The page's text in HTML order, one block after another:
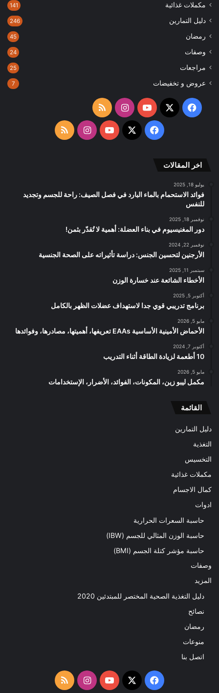
مكملات غذائية 141
دليل التمارين 246
رمضان 45
وصفات 24
مراجعات 25
عروض و تخفيضات 7
فيسبوك
‫X
‫YouTubeانستقرامملخص
الموقع
فيسبوك
‫X
‫YouTubeانستقرامملخص
اخر المقالات
يوليو 18, 2025
فوائد الاستحمام بالماء البارد في فصل الصيف: راحة للجسم وتجديد
للنفس
نوفمبر 18, 2025
دور المغنيسيوم في بناء العضلة: أهمية لا تُقدّر بثمن!
نوفمبر 22, 2024
الأرجنين لتحسين الجنس: دراسة تأثيراته على الصحة الجنسية
سبتمبر 11, 2025
الأخطاء الشائعة عند خسارة الوزن
أكتوبر 5, 2025
برنامج تدريبي قوي جدا لاستهداف عضلات الظهر بالكامل
مايو 5, 2026
الأحماض الأمينية الأساسية EAAs تعريفها، أهميتها، مصادرها، وفوائدها
أكتوبر 7, 2024
10 أطعمة لزيادة الطاقة أثناء التدريب
مايو 5, 2026
مكمل ليبو زين، المكونات، الفوائد، الأضرار، الإستخدامات
القائمة
دليل التمارين
التغذية
التخسيس
مكملات غذائية
كمال الاجسام
ادوات
حاسبة السعرات الحرارية
حاسبة الوزن المثالي للجسم (IBW)
حاسبة مؤشر كتلة الجسم (BMI)
وصفات
المزيد
دليل التغذية الصحية المختصر للمبتدئين 2020​
نصائح
رمضان
منوعات
اتصل بنا
فيسبوك
‫X
‫YouTubeانستقرامملخص